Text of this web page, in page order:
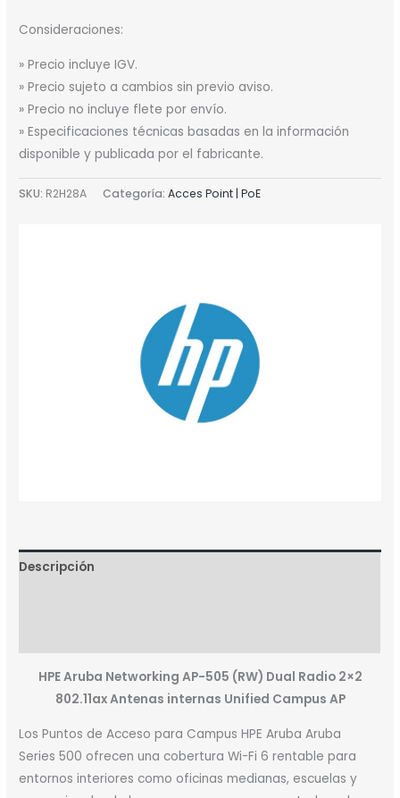
Consideraciones:
» Precio incluye IGV.
» Precio sujeto a cambios sin previo aviso.
» Precio no incluye flete por envío.
» Especificaciones técnicas basadas en la información
disponible y publicada por el fabricante.
SKU: R2H28A Categoría:Acces Point | PoE
Descripción
HPE Aruba Networking AP-505 (RW) Dual Radio 2×2
802.11ax Antenas internas Unified Campus AP
Los Puntos de Acceso para Campus HPE Aruba Aruba
Series 500 ofrecen una cobertura Wi-Fi 6 rentable para
entornos interiores como oficinas medianas, escuelas y